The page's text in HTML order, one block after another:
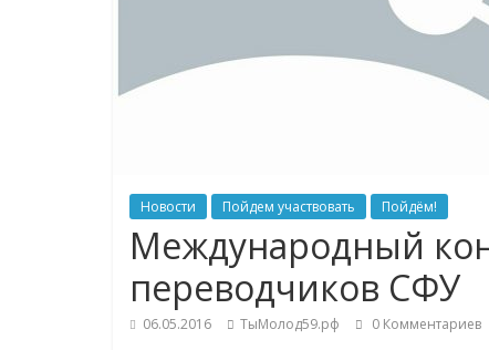
Новости Пойдем участвовать Пойдём!
Международный
переводчиков СФУ
06.05.2016 ТыМолод59.рф 0 Комментариев